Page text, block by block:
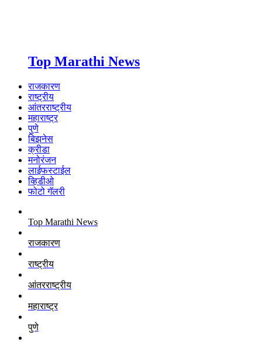
Top Marathi News
राजकारण
राष्ट्रीय
आंतरराष्ट्रीय
महाराष्ट्र
पुणे
बिझनेस
क्रीडा
मनोरंजन
लाईफस्टाईल
व्हिडीओ
फोटो गॅलरी
Top Marathi News
राजकारण
राष्ट्रीय
आंतरराष्ट्रीय
महाराष्ट्र
पुणे